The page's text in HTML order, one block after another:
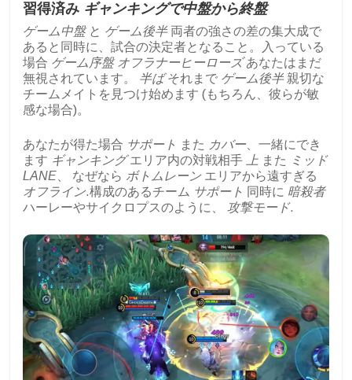
習得済み ギャンキングで中盤から終盤
ゲーム中盤と ゲーム後半両者の強さの差の集大成で
あると同時に、試合の決定者となること。入っている
場合 ゲーム序盤 オフラナーヒーローズあなたはまだ
無視されています。 半ばそれまで ゲーム後半親切な
チームメイトを見つけ始めます (もちろん、彼らが敏
感な場合)。
あなたが得た場合 サポート また カバー、一緒にでき
ます ギャンキングエリア内の対戦相手 上 また ミッド
LANE 、 なぜなら ボトムレーン エリアから遠すぎる
オフライン.構成のあるチーム サポート 同時に 暗殺者
ハーレーやサイクロプスのように、 攻撃モード.